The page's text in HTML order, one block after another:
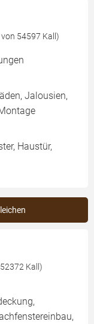
54597 Kall)
Jalousien,
Haustür,
Kall)